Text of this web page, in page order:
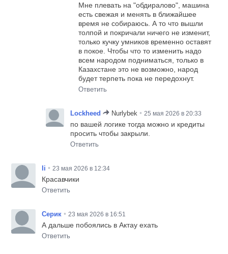
Мне плевать на "обдиралово", машина
есть свежая и менять в ближайшее
время не собираюсь. А то что вышли
толпой и покричали ничего не изменит,
только кучку умников временно оставят
в покое. Чтобы что то изменить надо
всем народом подниматься, только в
Казахстане это не возможно, народ
будет терпеть пока не передохнут.
Ответить
Lockheed Nurlybek • 25 мая 2026 в 20:33
по вашей логике тогда можно и кредиты
просить чтобы закрыли.
Ответить
Ii • 23 мая 2026 в 12:34
Красавчики
Ответить
Серик • 23 мая 2026 в 16:51
А дальше побоялись в Актау ехать
Ответить